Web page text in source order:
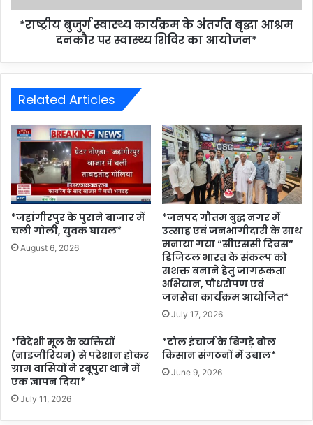
*राष्ट्रीय बुजुर्ग स्वास्थ्य कार्यक्रम के अंतर्गत बृद्धा आश्रम
दनकौर पर स्वास्थ्य शिविर का आयोजन*
Related Articles
*जहांगीरपुर के पुराने बाजार में
चली गोली, युवक घायल*
August 6, 2026
*जनपद गौतम बुद्ध नगर में
उत्साह एवं जनभागीदारी के साथ
मनाया गया “सीएससी दिवस”
डिजिटल भारत के संकल्प को
सशक्त बनाने हेतु जागरूकता
अभियान, पौधरोपण एवं
जनसेवा कार्यक्रम आयोजित*
July 17, 2026
*विदेशी मूल के व्यक्तियों
(नाइजीरियन) से परेशान होकर
ग्राम वासियों ने रबूपुरा थाने में
एक ज्ञापन दिया*
July 11, 2026
*टोल इंचार्ज के बिगड़े बोल
किसान संगठनों में उबाल*
June 9, 2026